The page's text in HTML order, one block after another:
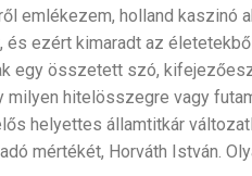
emlékezem, holland kaszinó
ezért kimaradt az
egy összetett szó,
milyen hitelösszegre vagy
helyettes államtitkár
mértékét, Horváth István.